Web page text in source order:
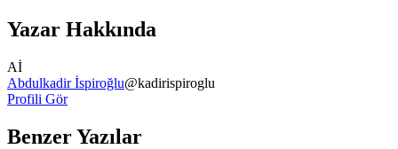
Yazar Hakkında
Aİ
Abdulkadir İspiroğlu@kadirispiroglu
Profili Gör
Benzer Yazılar